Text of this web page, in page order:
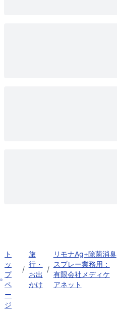
ト
ッ
プ
ペ
ー
ジ
/
旅
行・
お出
かけ
/
リモナAg+除菌消臭
スプレー業務用：
有限会社メディケ
アネット